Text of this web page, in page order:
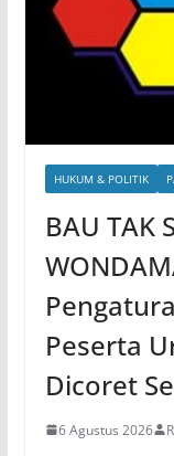
HUKUM & POLITIK
BAU TAK
Peserta
Dicoret
6 Agustus 2026